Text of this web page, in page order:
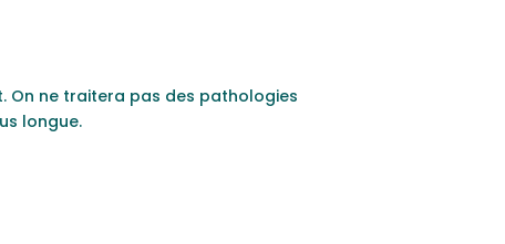
On ne traitera pas des pathologies
longue.